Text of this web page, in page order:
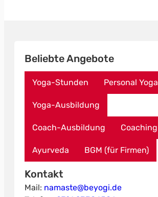
Beliebte Angebote
Yoga-Stunden Personal Yoga
Yoga-Ausbildung
Coach-Ausbildung Coaching
Ayurveda BGM (für Firmen)
Kontakt
Mail: namaste@beyogi.de